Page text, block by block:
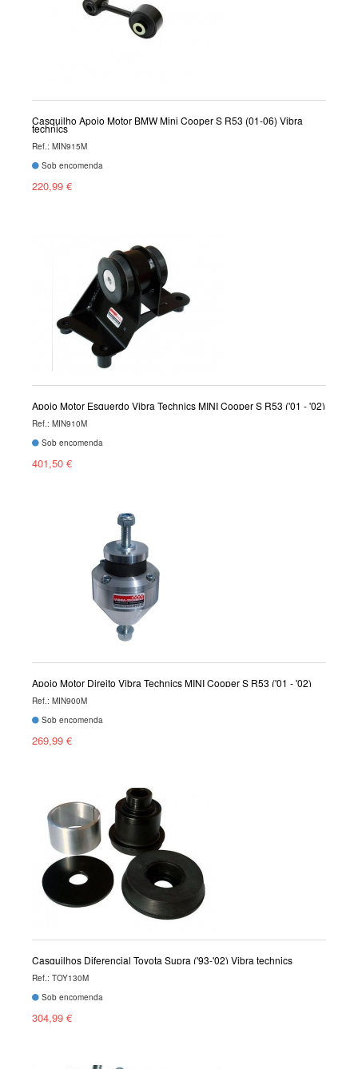
Casquilho Apoio Motor BMW Mini Cooper S R53 (01-06) Vibra
technics
Ref.: MIN915M
Sob encomenda
220,99 €
Apoio Motor Esquerdo Vibra Technics MINI Cooper S R53 ('01 - '02)
Ref.: MIN910M
Sob encomenda
401,50 €
Apoio Motor Direito Vibra Technics MINI Cooper S R53 ('01 - '02)
Ref.: MIN900M
Sob encomenda
269,99 €
Casquilhos Diferencial Toyota Supra ('93-'02) Vibra technics
Ref.: TOY130M
Sob encomenda
304,99 €